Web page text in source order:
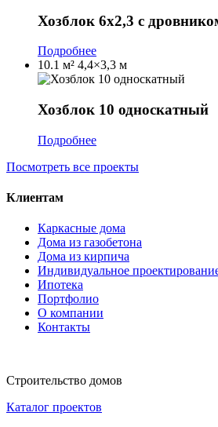
Хозблок 6х2,3 с
Подробнее
10.1 м² 4,4×3,3 м
Хозблок 10 односкатный
Подробнее
Посмотреть все проекты
Клиентам
Каркасные дома
Дома из газобетона
Дома из кирпича
Индивидуальное
Ипотека
Портфолио
О компании
Контакты
Строительство домов
Каталог проектов